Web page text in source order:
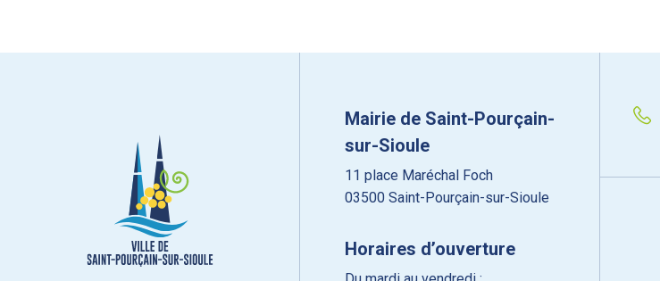
Mairie de Saint-Pourçain-
sur-Sioule
11 place Maréchal Foch
03500 Saint-Pourçain-sur-Sioule
Horaires d’ouverture